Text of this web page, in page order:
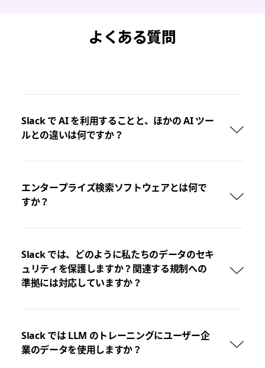
よくある質問
Slack で AI を利用することと、ほかの AI ツー
ルとの違いは何ですか？
エンタープライズ検索ソフトウェアとは何で
すか？
Slack では、どのように私たちのデータのセキ
ュリティを保護しますか？関連する規制への
準拠には対応していますか？
Slack では LLM のトレーニングにユーザー企
業のデータを使用しますか？